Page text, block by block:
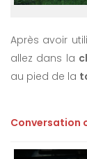
Après avoir
allez dans la
au pied de la
Conversation